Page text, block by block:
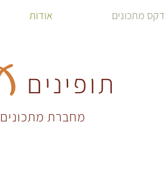
מתכונים אודות
תופינים
מחברת מתכונים